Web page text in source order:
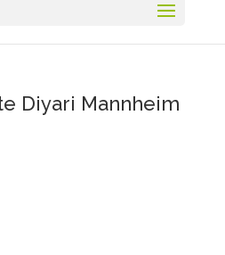
Diyari Mannheim